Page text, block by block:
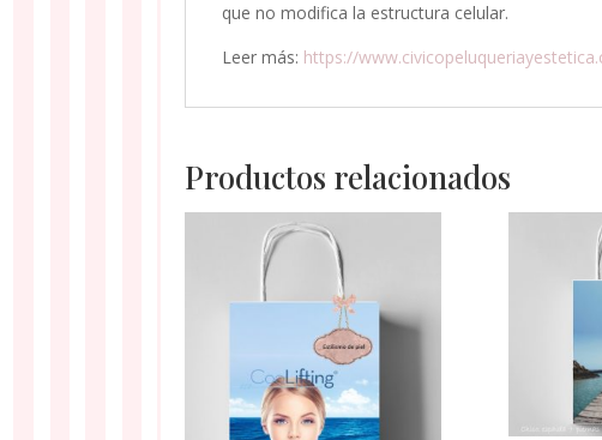
que no modifica la estructura celular.
Leer más: https://
Productos relacionados